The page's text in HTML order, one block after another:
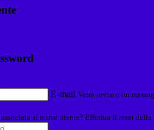
E-mail Verrà inviato un
al nome utente? Effettua il reset della